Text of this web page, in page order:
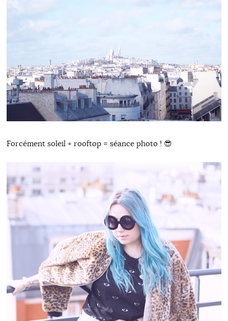
Forcément soleil + rooftop = séance photo ! 😎